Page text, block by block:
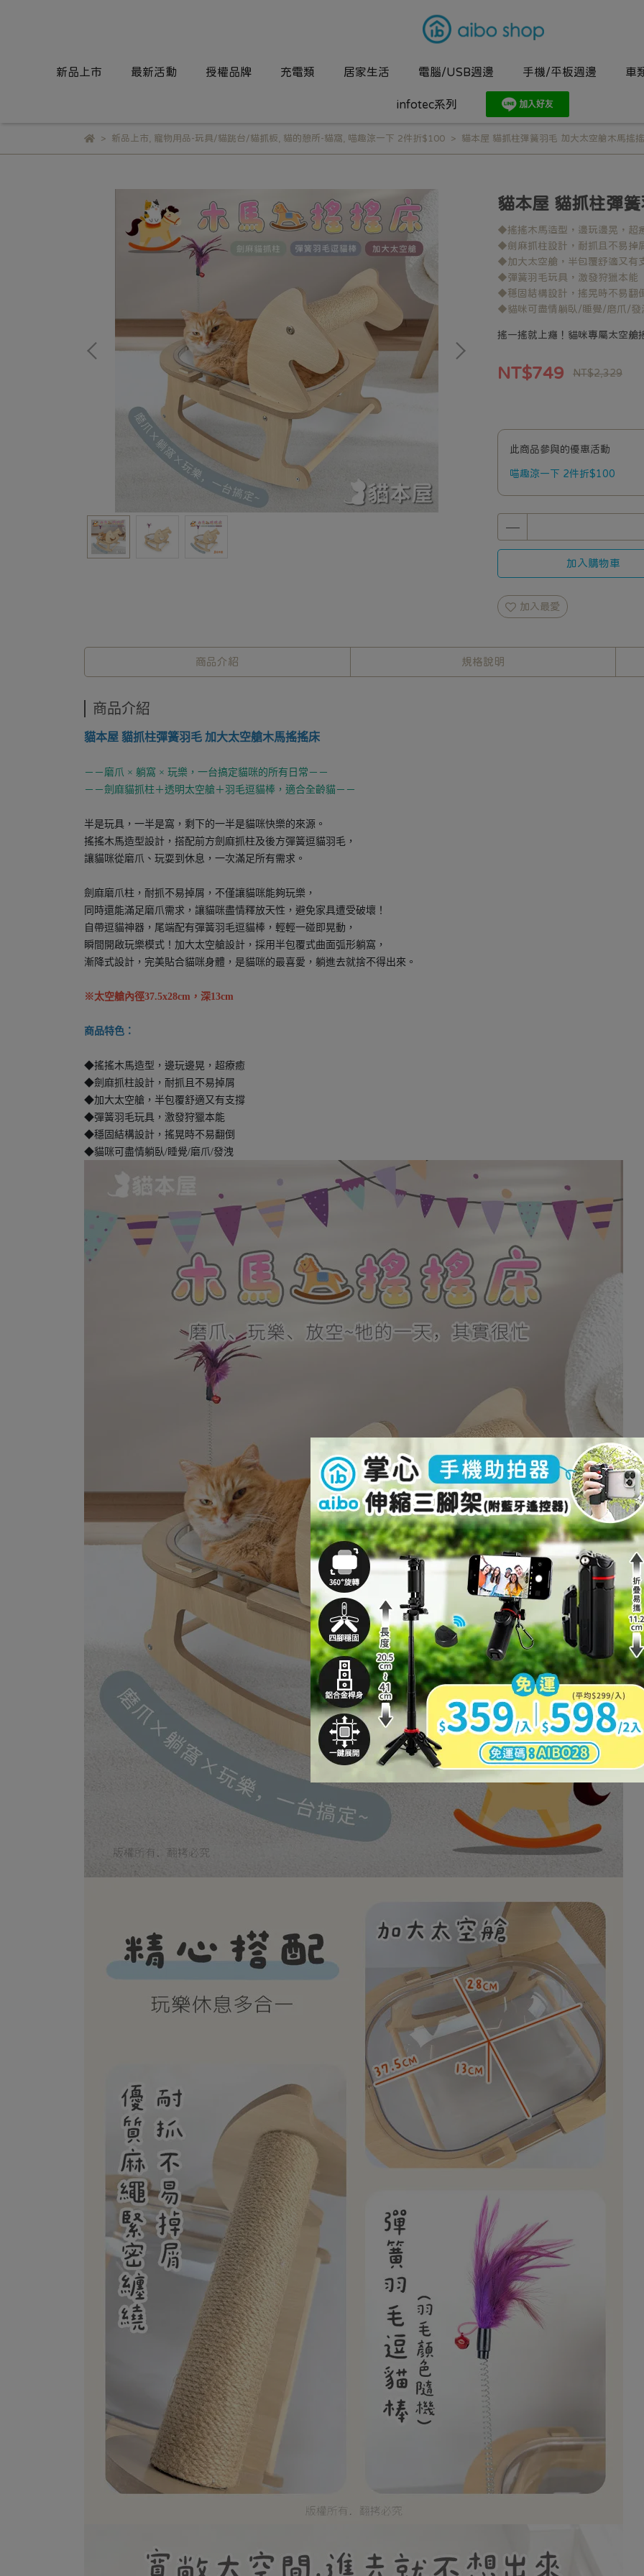
新品上市 最新活動 授權品牌 充電類 居家生活 電腦/USB週邊 手機/平板週邊 車
infotec系列
新品上市 寵物用品-玩具/貓跳台/貓抓板 貓的憩所-貓窩 喵趣涼一下 2件折$100 貓本屋 貓抓柱彈簧羽毛 加大太空艙木馬搖
貓本屋 貓抓柱彈
◆搖搖木馬造型，邊玩邊晃，超
◆劍麻抓柱設計，耐抓且不易掉
◆加大太空艙，半包覆舒適又有
◆彈簧羽毛玩具，激發狩獵本能
◆穩固結構設計，搖晃時不易翻
◆貓咪可盡情躺臥/睡覺/磨爪/發
搖一搖就上癮！貓咪專屬太空艙
NT$749 NT$2,329
此商品參與的優惠活動
喵趣涼一下 2件折$100
加入購物車
加入最愛
商品介紹 規格說明
商品介紹
貓本屋 貓抓柱彈簧羽毛 加大太空艙木馬搖搖床
－－磨爪 × 躺窩 × 玩樂，一台搞定貓咪的所有日常－－
－－劍麻貓抓柱＋透明太空艙＋羽毛逗貓棒，適合全齡貓－－
半是玩具，一半是窩，剩下的一半是貓咪快樂的來源。
搖搖木馬造型設計，搭配前方劍麻抓柱及後方彈簧逗貓羽毛，
讓貓咪從磨爪、玩耍到休息，一次滿足所有需求。
劍麻磨爪柱，耐抓不易掉屑，不僅讓貓咪能夠玩樂，
同時還能滿足磨爪需求，讓貓咪盡情釋放天性，避免家具遭受破壞！
自帶逗貓神器，尾端配有彈簧羽毛逗貓棒，輕輕一碰即晃動，
瞬間開啟玩樂模式！加大太空艙設計，採用半包覆式曲面弧形躺窩，
漸降式設計，完美貼合貓咪身體，是貓咪的最喜愛，躺進去就捨不得出來。
※太空艙內徑37.5x28cm，深13cm
商品特色：
◆搖搖木馬造型，邊玩邊晃，超療癒
◆劍麻抓柱設計，耐抓且不易掉屑
◆加大太空艙，半包覆舒適又有支撐
◆彈簧羽毛玩具，激發狩獵本能
◆穩固結構設計，搖晃時不易翻倒
◆貓咪可盡情躺臥/睡覺/磨爪/發洩